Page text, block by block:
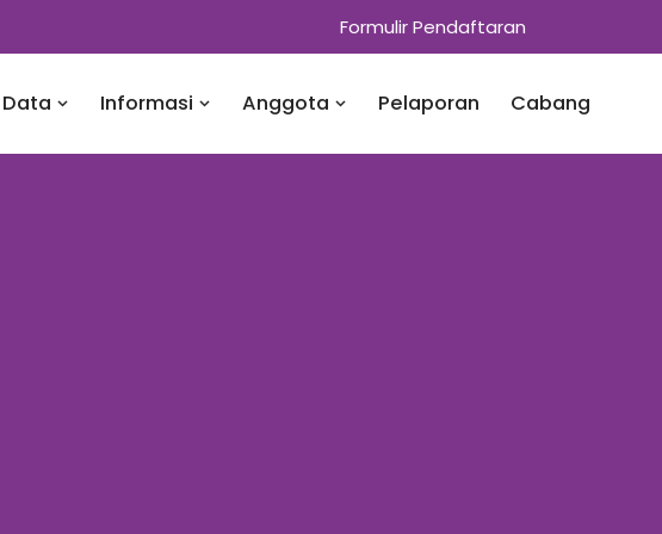
Formulir Pendaftaran
Data Informasi Anggota Pelaporan Cabang